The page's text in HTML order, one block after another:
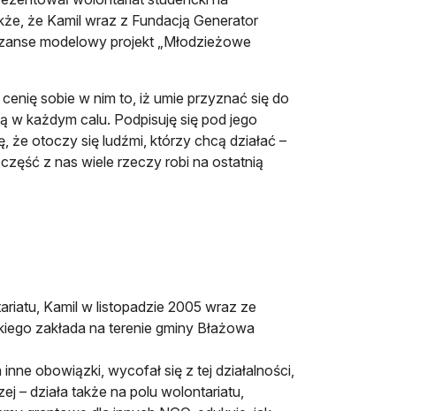
że Kamil wraz z Fundacją Generator
modelowy projekt „Młodzieżowe
sobie w nim to, iż umie przyznać się do
w każdym calu. Podpisuję się pod jego
że otoczy się ludźmi, którzy chcą działać –
z nas wiele rzeczy robi na ostatnią
Kamil w listopadzie 2005 wraz ze
zakłada na terenie gminy Błażowa
obowiązki, wycofał się z tej działalności,
– działa także na polu wolontariatu,